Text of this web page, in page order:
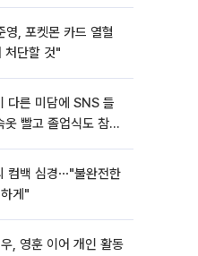
영, 포켓몬 카드 열혈
단할 것"
다른 미담에 SNS 들
빨고 졸업식도 참
컴백 심경⋯"불완전한
게"
, 영훈 이어 개인 활동